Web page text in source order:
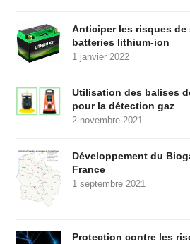
Anticiper les risques de
batteries lithium-ion
1 janvier 2022
Utilisation des balises
pour la détection gaz
2 novembre 2021
Développement du
France
1 septembre 2021
Protection contre les